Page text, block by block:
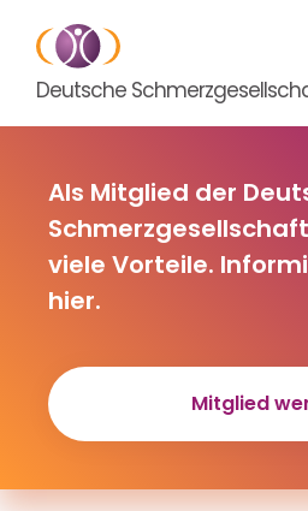
Deutsche
Als Mitglied der
viele Vorteile.
hier.
Mitglied